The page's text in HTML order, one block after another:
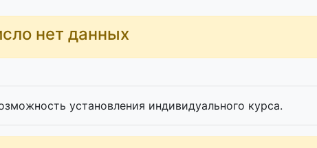
нет данных
установления индивидуального курса.